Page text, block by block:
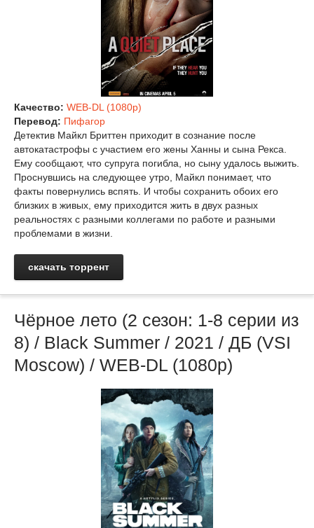
Качество: WEB-DL (1080p)
Перевод: Пифагор
Детектив Майкл Бриттен приходит в сознание после
автокатастрофы с участием его жены Ханны и сына Рекса.
Ему сообщают, что супруга погибла, но сыну удалось выжить.
Проснувшись на следующее утро, Майкл понимает, что
факты повернулись вспять. И чтобы сохранить обоих его
близких в живых, ему приходится жить в двух разных
реальностях с разными коллегами по работе и разными
проблемами в жизни.
скачать торрент
Чёрное лето (2 сезон: 1-8 серии из
8) / Black Summer / 2021 / ДБ (VSI
Moscow) / WEB-DL (1080p)